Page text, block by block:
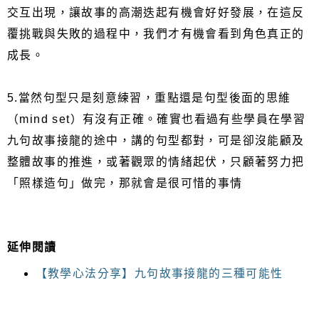
交互出現，讓故事的高潮迭起有機會好好發展，在這反
覆挑戰與失敗的過程中，我們才有機會看到角色真正的
成長。
5.當然句型只是刻意練習，重點還是句型後面的思維
（mind set）有沒有正確。確實也看過有些學員在學習
九句故事接龍的途中，講的句型都對，可是卻沒能顧及
整體故事的推進，或著觀眾的情緒起伏，只顧著努力把
「照樣造句」做完，那就會是很可惜的事情
延伸閱讀
【教學心法分享】九句故事接龍的三種可能性